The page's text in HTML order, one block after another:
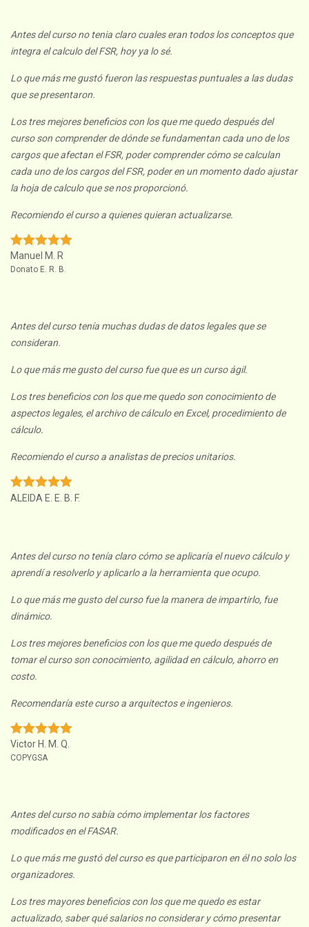
Antes del curso no tenia claro cuales eran todos los conceptos que
integra el calculo del FSR, hoy ya lo sé.
Lo que más me gustó fueron las respuestas puntuales a las dudas
que se presentaron.
Los tres mejores beneficios con los que me quedo después del
curso son comprender de dónde se fundamentan cada uno de los
cargos que afectan el FSR, poder comprender cómo se calculan
cada uno de los cargos del FSR, poder en un momento dado ajustar
la hoja de calculo que se nos proporcionó.
Recomiendo el curso a quienes quieran actualizarse.
Manuel M. R
Donato E. R. B.
Antes del curso tenía muchas dudas de datos legales que se
consideran.
Lo que más me gusto del curso fue que es un curso ágil.
Los tres beneficios con los que me quedo son conocimiento de
aspectos legales, el archivo de cálculo en Excel, procedimiento de
cálculo.
Recomiendo el curso a analistas de precios unitarios.
ALEIDA E. E. B. F.
Antes del curso no tenía claro cómo se aplicaría el nuevo cálculo y
aprendí a resolverlo y aplicarlo a la herramienta que ocupo.
Lo que más me gusto del curso fue la manera de impartirlo, fue
dinámico.
Los tres mejores beneficios con los que me quedo después de
tomar el curso son conocimiento, agilidad en cálculo, ahorro en
costo.
Recomendaría este curso a arquitectos e ingenieros.
Victor H. M. Q.
COPYGSA
Antes del curso no sabía cómo implementar los factores
modificados en el FASAR.
Lo que más me gustó del curso es que participaron en él no solo los
organizadores.
Los tres mayores beneficios con los que me quedo es estar
actualizado, saber qué salarios no considerar y cómo presentar